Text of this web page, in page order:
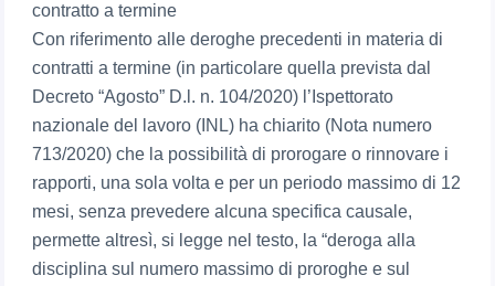
contratto a termine
Con riferimento alle deroghe precedenti in materia di
contratti a termine (in particolare quella prevista dal
Decreto “Agosto” D.l. n. 104/2020) l’Ispettorato
nazionale del lavoro (INL) ha chiarito (Nota numero
713/2020) che la possibilità di prorogare o rinnovare i
rapporti, una sola volta e per un periodo massimo di 12
mesi, senza prevedere alcuna specifica causale,
permette altresì, si legge nel testo, la “deroga alla
disciplina sul numero massimo di proroghe e sul